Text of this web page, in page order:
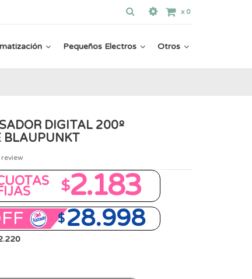
x 0
Pequeños Electros Otros
DIGITAL 200º
BLAUPUNKT
$2.183
$28.998